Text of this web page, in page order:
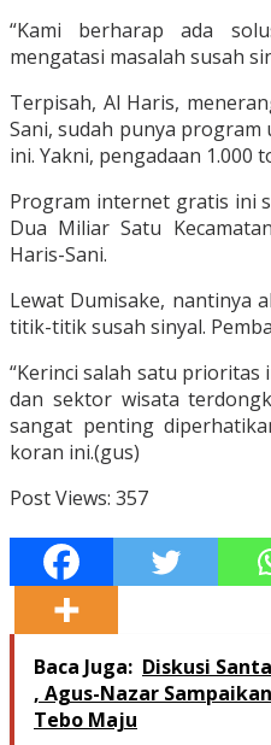
“Kami berharap ada
mengatasi masalah susah
Terpisah, Al Haris,
Sani, sudah punya program
ini. Yakni, pengadaan 1.000
Program internet gratis ini
Dua Miliar Satu
Haris-Sani.
Lewat Dumisake, nantinya
titik-titik susah sinyal.
“Kerinci salah satu
dan sektor wisata
sangat penting
koran ini.(gus)
Post Views: 357
Baca Juga: Diskusi
, Agus-Nazar
Tebo Maju